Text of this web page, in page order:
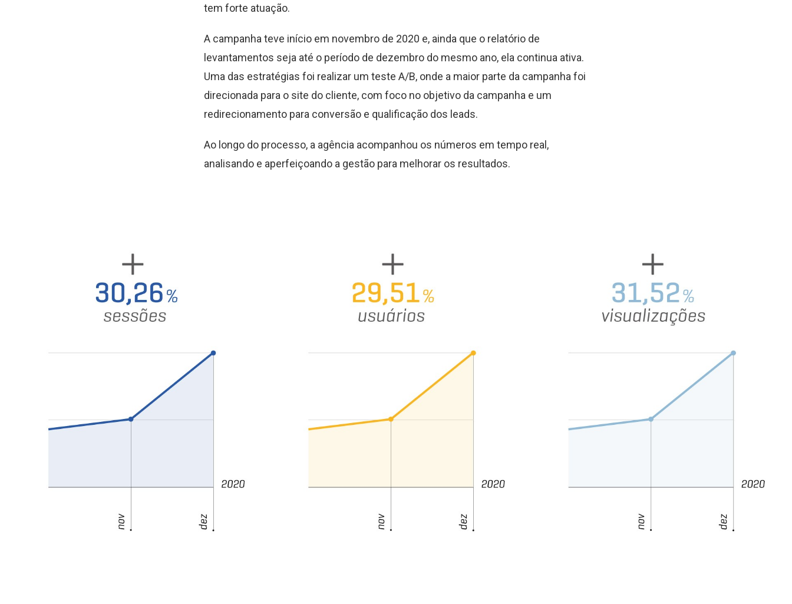
tem forte atuação.
A campanha teve início em novembro de 2020 e, ainda que o relatório de
levantamentos seja até o período de dezembro do mesmo ano, ela continua ativa.
Uma das estratégias foi realizar um teste A/B, onde a maior parte da campanha foi
direcionada para o site do cliente, com foco no objetivo da campanha e um
redirecionamento para conversão e qualificação dos leads.
Ao longo do processo, a agência acompanhou os números em tempo real,
analisando e aperfeiçoando a gestão para melhorar os resultados.